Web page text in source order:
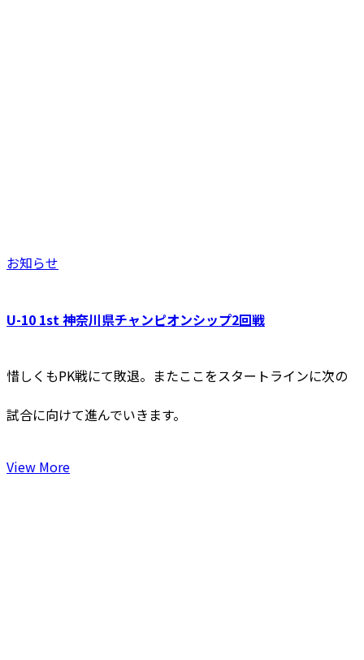
お知らせ
U-10 1st 神奈川県チャンピオンシップ2回戦
惜しくもPK戦にて敗退。またここをスタートラインに次の
試合に向けて進んでいきます。
View More